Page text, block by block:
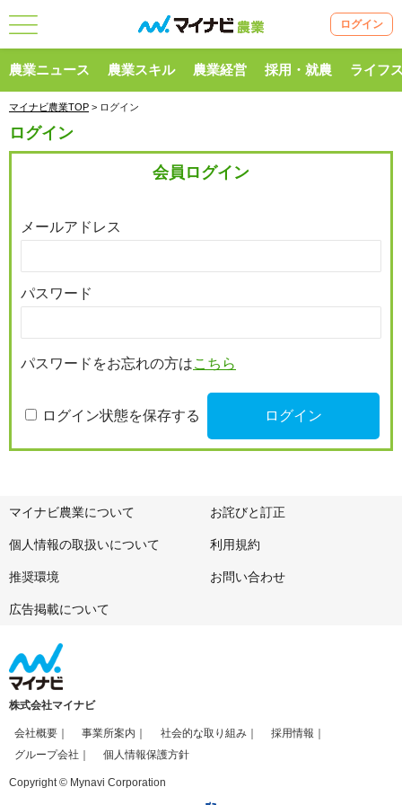
ログイン
農業ニュース 農業スキル 農業経営 採用・就農 ライフ
マイナビ農業TOP > ログイン
ログイン
会員ログイン
メールアドレス
パスワード
パスワードをお忘れの方はこちら
ログイン状態を保存する
マイナビ農業について お詫びと訂正
個人情報の取扱いについて 利用規約
推奨環境 お問い合わせ
広告掲載について
株式会社マイナビ
会社概要 事業所案内 社会的な取り組み
採用情報
グループ会社
個人情報保護方針
Copyright © Mynavi Corporation